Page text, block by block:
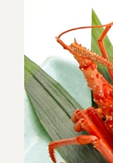
(ご
(生おせち
鉄板焼 ひか
製薬会社・
企業情報
ボイ
誕生
お食い
おせ
調味料
スー
お味